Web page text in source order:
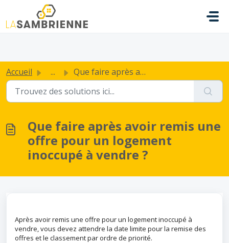
Passer au contenu principal
Accueil ... Que faire après avoir remis une offre pour un logement in...
Que faire après avoir remis une
offre pour un logement
inoccupé à vendre ?
Après avoir remis une offre pour un logement inoccupé à
vendre, vous devez attendre la date limite pour la remise des
offres et le classement par ordre de priorité.